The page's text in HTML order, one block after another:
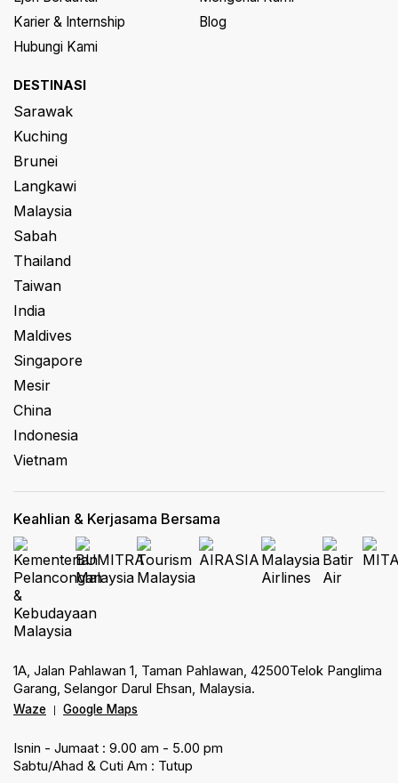
Karier & Internship
Blog
Hubungi Kami
DESTINASI
Sarawak
Kuching
Brunei
Langkawi
Malaysia
Sabah
Thailand
Taiwan
India
Maldives
Singapore
Mesir
China
Indonesia
Vietnam
Keahlian & Kerjasama Bersama
1A, Jalan Pahlawan 1, Taman Pahlawan, 42500Telok Panglima
Garang, Selangor Darul Ehsan, Malaysia.
Waze Google Maps
Isnin - Jumaat : 9.00 am - 5.00 pm
Sabtu/Ahad & Cuti Am : Tutup